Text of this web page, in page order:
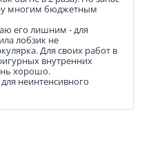
многим бюджетным
его лишним - для
лобзик не
Для своих работ в
внутренних
хорошо.
неинтенсивного